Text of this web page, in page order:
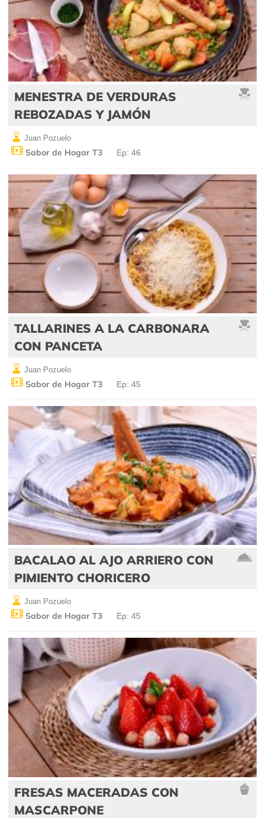
MENESTRA DE VERDURAS
REBOZADAS Y JAMÓN
Juan Pozuelo
Sabor de Hogar T3 Ep: 46
TALLARINES A LA CARBONARA
CON PANCETA
Juan Pozuelo
Sabor de Hogar T3 Ep: 45
BACALAO AL AJO ARRIERO CON
PIMIENTO CHORICERO
Juan Pozuelo
Sabor de Hogar T3 Ep: 45
FRESAS MACERADAS CON
MASCARPONE